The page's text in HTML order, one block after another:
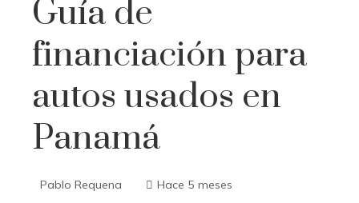
Guía de
financiación para
autos usados en
Panamá
Pablo Requena Hace 5 meses